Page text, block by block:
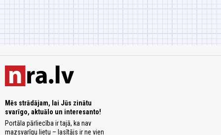
Mēs strādājam, lai Jūs zinātu
svarīgo, aktuālo un interesanto!
Portāla pārliecība ir tajā, ka nav
mazsvarīgu lietu – lasītājs ir ne vien